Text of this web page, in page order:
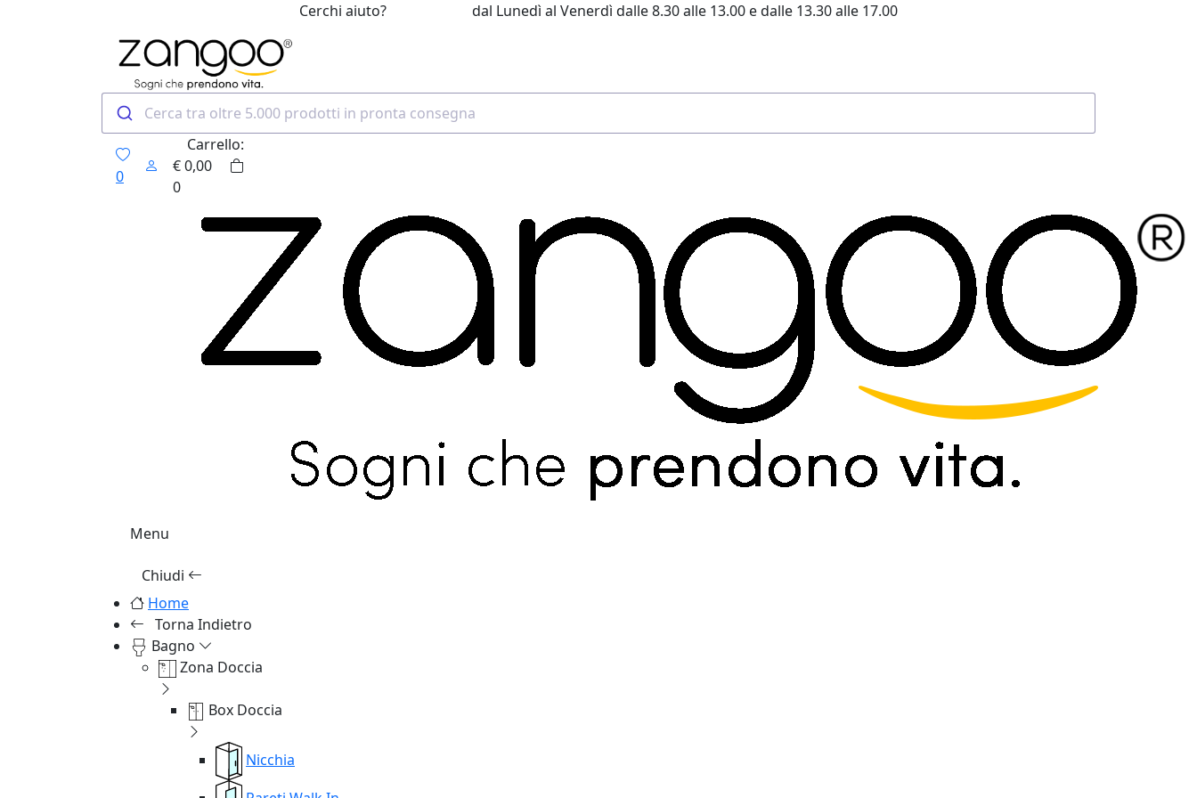
Cerchi aiuto? dal Lunedì al Venerdì dalle 8.30 alle 13.00 e dalle 13.30 alle 17.00
0
Carrello:
€0,00
0
Menu
Chiudi
Home
Torna Indietro
Bagno
Zona Doccia
Box Doccia
Nicchia